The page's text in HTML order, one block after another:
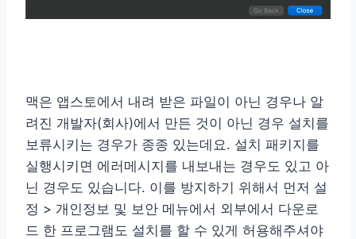
맥은 앱스토에서 내려 받은 파일이 아닌 경우나 알
려진 개발자(회사)에서 만든 것이 아닌 경우 설치를
보류시키는 경우가 종종 있는데요. 설치 패키지를
실행시키면 에러메시지를 내보내는 경우도 있고 아
닌 경우도 있습니다. 이를 방지하기 위해서 먼저 설
정 > 개인정보 및 보안 메뉴에서 외부에서 다운로
드 한 프로그램도 설치를 할 수 있게 허용해주셔야